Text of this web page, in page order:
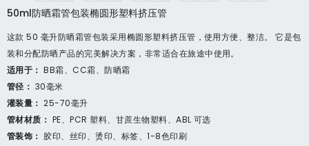
50ml防晒霜管包装椭圆形塑料挤压管
这款 50 毫升防晒霜管包装采用椭圆形塑料挤压管，使用方便、整洁。 它是包
装和分配防晒产品的完美解决方案，非常适合在旅途中使用。
适用于：BB霜、CC霜、防晒霜
管径： 30毫米
灌装量：25-70毫升
管材材质： PE、PCR 塑料、甘蔗生物塑料、ABL 可选
管装饰： 胶印、丝印、烫印、标签、1-8色印刷